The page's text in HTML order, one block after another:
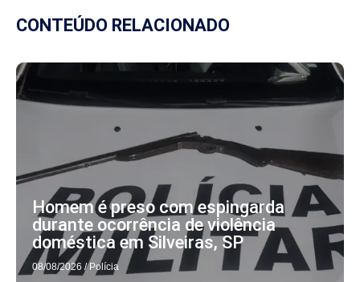
CONTEÚDO RELACIONADO
Homem é preso com espingarda
durante ocorrência de violência
doméstica em Silveiras, SP
08/08/2026 / Polícia